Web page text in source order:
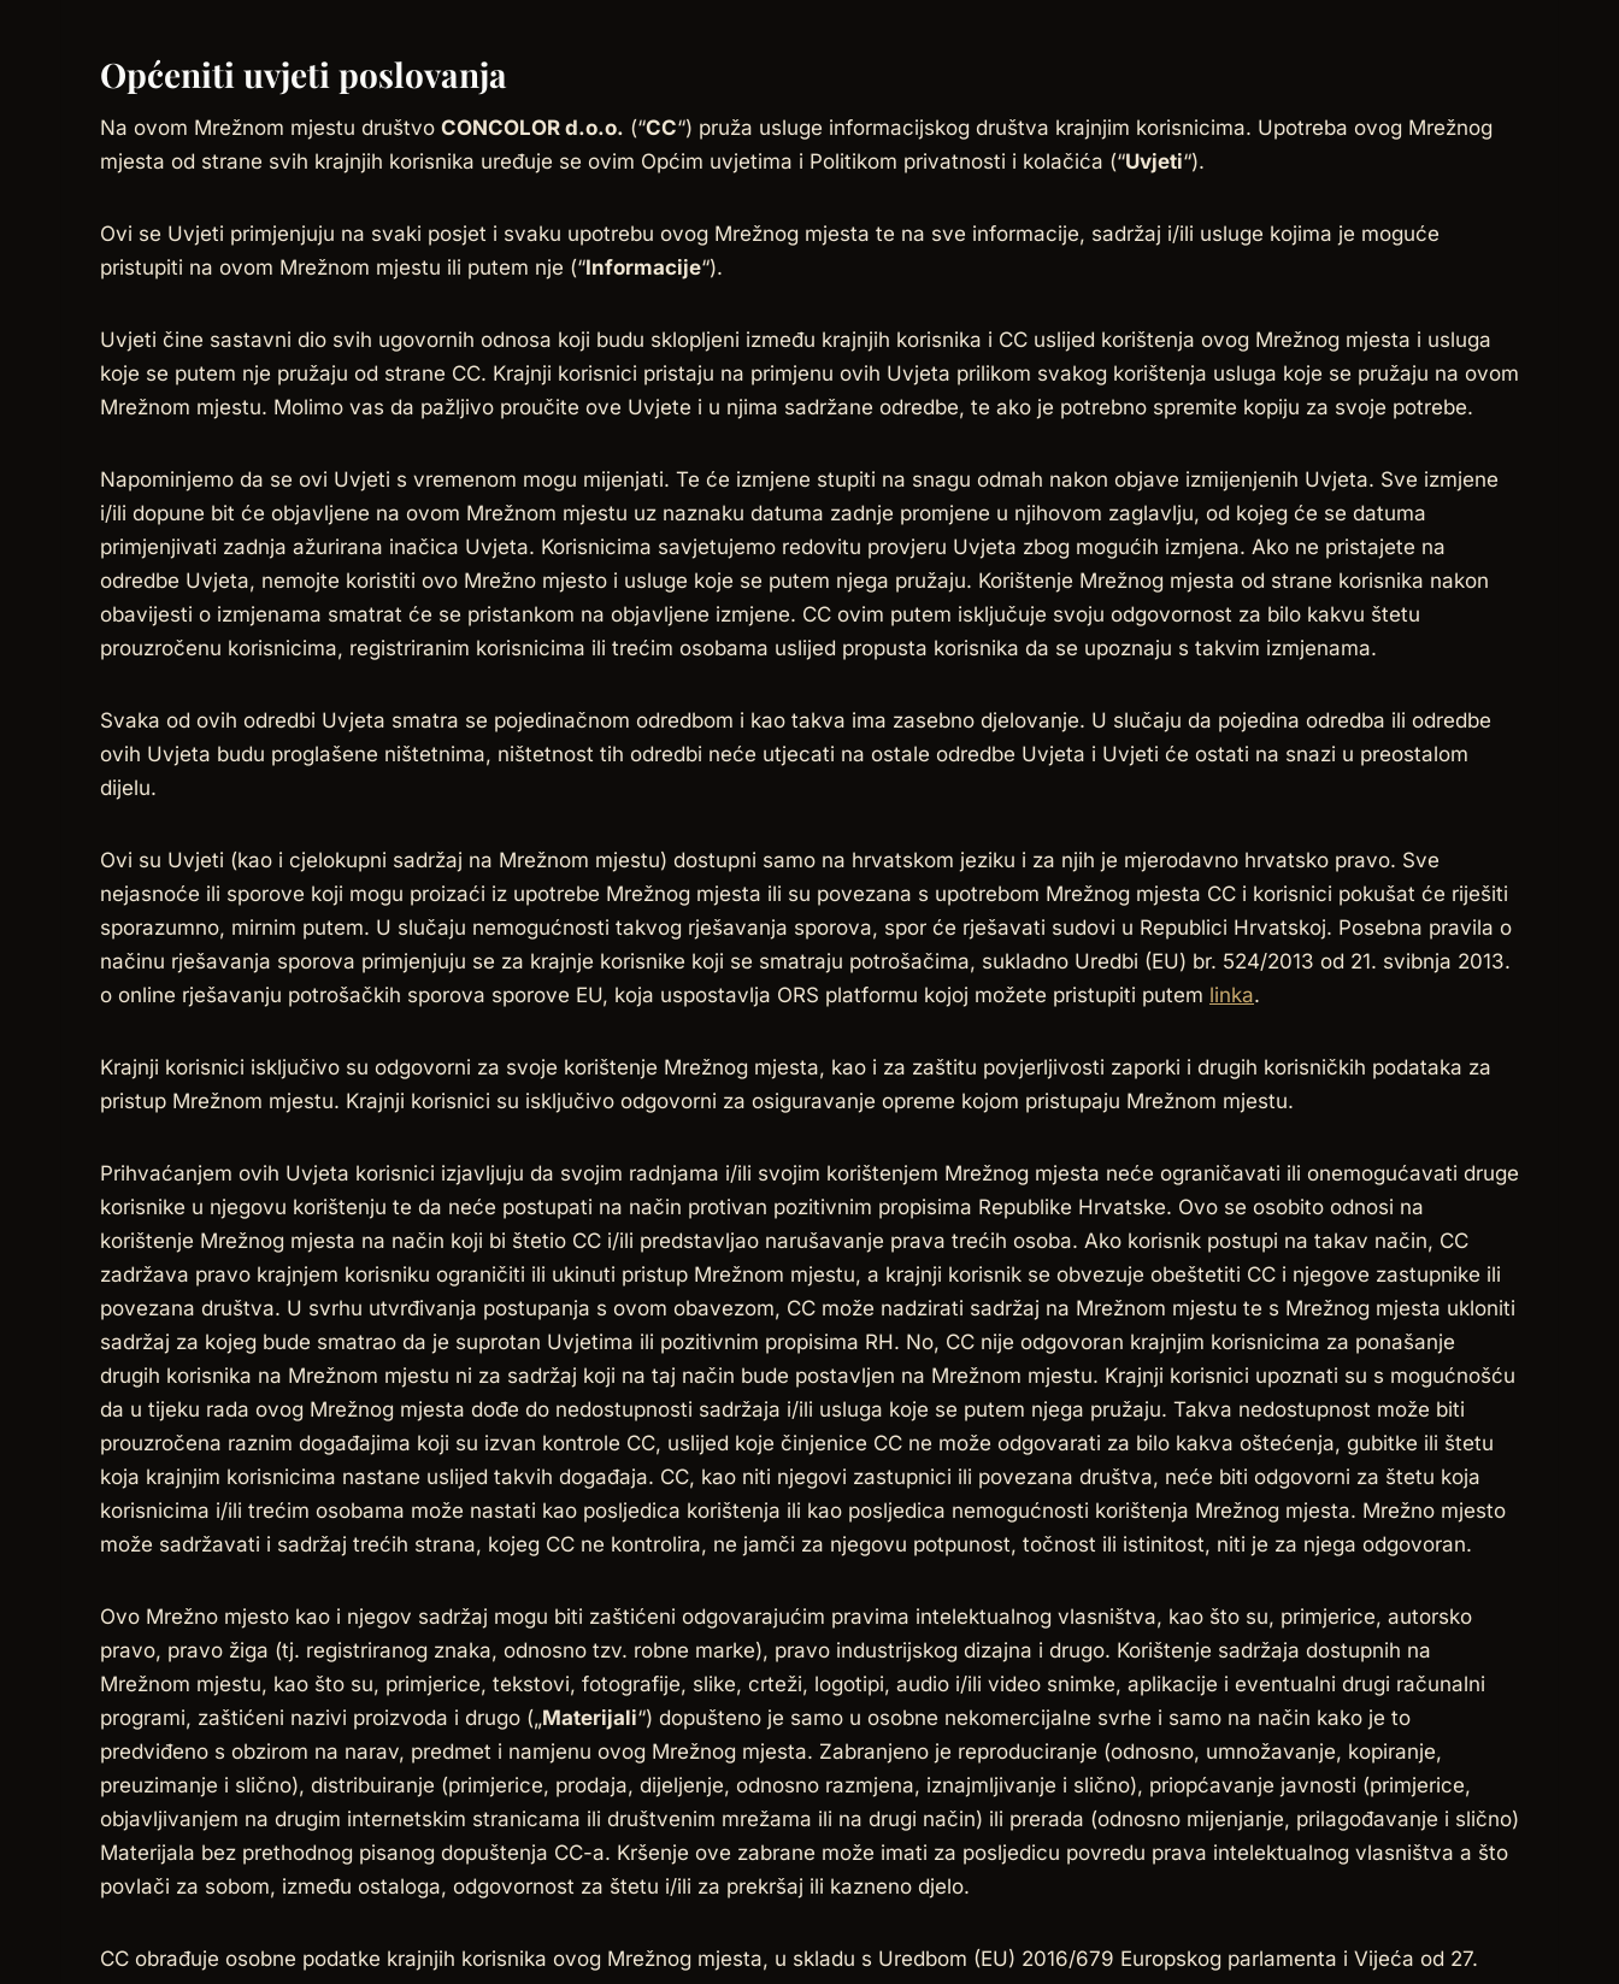
Općeniti uvjeti poslovanja
Na ovom Mrežnom mjestu društvo CONCOLOR d.o.o. (“CC“) pruža usluge informacijskog društva krajnjim korisnicima. Upotreba ovog Mrežnog
mjesta od strane svih krajnjih korisnika uređuje se ovim Općim uvjetima i Politikom privatnosti i kolačića (“Uvjeti“).
Ovi se Uvjeti primjenjuju na svaki posjet i svaku upotrebu ovog Mrežnog mjesta te na sve informacije, sadržaj i/ili usluge kojima je moguće
pristupiti na ovom Mrežnom mjestu ili putem nje (“Informacije“).
Uvjeti čine sastavni dio svih ugovornih odnosa koji budu sklopljeni između krajnjih korisnika i CC uslijed korištenja ovog Mrežnog mjesta i usluga
koje se putem nje pružaju od strane CC. Krajnji korisnici pristaju na primjenu ovih Uvjeta prilikom svakog korištenja usluga koje se pružaju na ovom
Mrežnom mjestu. Molimo vas da pažljivo proučite ove Uvjete i u njima sadržane odredbe, te ako je potrebno spremite kopiju za svoje potrebe.
Napominjemo da se ovi Uvjeti s vremenom mogu mijenjati. Te će izmjene stupiti na snagu odmah nakon objave izmijenjenih Uvjeta. Sve izmjene
i/ili dopune bit će objavljene na ovom Mrežnom mjestu uz naznaku datuma zadnje promjene u njihovom zaglavlju, od kojeg će se datuma
primjenjivati zadnja ažurirana inačica Uvjeta. Korisnicima savjetujemo redovitu provjeru Uvjeta zbog mogućih izmjena. Ako ne pristajete na
odredbe Uvjeta, nemojte koristiti ovo Mrežno mjesto i usluge koje se putem njega pružaju. Korištenje Mrežnog mjesta od strane korisnika nakon
obavijesti o izmjenama smatrat će se pristankom na objavljene izmjene. CC ovim putem isključuje svoju odgovornost za bilo kakvu štetu
prouzročenu korisnicima, registriranim korisnicima ili trećim osobama uslijed propusta korisnika da se upoznaju s takvim izmjenama.
Svaka od ovih odredbi Uvjeta smatra se pojedinačnom odredbom i kao takva ima zasebno djelovanje. U slučaju da pojedina odredba ili odredbe
ovih Uvjeta budu proglašene ništetnima, ništetnost tih odredbi neće utjecati na ostale odredbe Uvjeta i Uvjeti će ostati na snazi u preostalom
dijelu.
Ovi su Uvjeti (kao i cjelokupni sadržaj na Mrežnom mjestu) dostupni samo na hrvatskom jeziku i za njih je mjerodavno hrvatsko pravo. Sve
nejasnoće ili sporove koji mogu proizaći iz upotrebe Mrežnog mjesta ili su povezana s upotrebom Mrežnog mjesta CC i korisnici pokušat će riješiti
sporazumno, mirnim putem. U slučaju nemogućnosti takvog rješavanja sporova, spor će rješavati sudovi u Republici Hrvatskoj. Posebna pravila o
načinu rješavanja sporova primjenjuju se za krajnje korisnike koji se smatraju potrošačima, sukladno Uredbi (EU) br. 524/2013 od 21. svibnja 2013.
o online rješavanju potrošačkih sporova sporove EU, koja uspostavlja ORS platformu kojoj možete pristupiti putem linka.
Krajnji korisnici isključivo su odgovorni za svoje korištenje Mrežnog mjesta, kao i za zaštitu povjerljivosti zaporki i drugih korisničkih podataka za
pristup Mrežnom mjestu. Krajnji korisnici su isključivo odgovorni za osiguravanje opreme kojom pristupaju Mrežnom mjestu.
Prihvaćanjem ovih Uvjeta korisnici izjavljuju da svojim radnjama i/ili svojim korištenjem Mrežnog mjesta neće ograničavati ili onemogućavati druge
korisnike u njegovu korištenju te da neće postupati na način protivan pozitivnim propisima Republike Hrvatske. Ovo se osobito odnosi na
korištenje Mrežnog mjesta na način koji bi štetio CC i/ili predstavljao narušavanje prava trećih osoba. Ako korisnik postupi na takav način, CC
zadržava pravo krajnjem korisniku ograničiti ili ukinuti pristup Mrežnom mjestu, a krajnji korisnik se obvezuje obeštetiti CC i njegove zastupnike ili
povezana društva. U svrhu utvrđivanja postupanja s ovom obavezom, CC može nadzirati sadržaj na Mrežnom mjestu te s Mrežnog mjesta ukloniti
sadržaj za kojeg bude smatrao da je suprotan Uvjetima ili pozitivnim propisima RH. No, CC nije odgovoran krajnjim korisnicima za ponašanje
drugih korisnika na Mrežnom mjestu ni za sadržaj koji na taj način bude postavljen na Mrežnom mjestu. Krajnji korisnici upoznati su s mogućnošću
da u tijeku rada ovog Mrežnog mjesta dođe do nedostupnosti sadržaja i/ili usluga koje se putem njega pružaju. Takva nedostupnost može biti
prouzročena raznim događajima koji su izvan kontrole CC, uslijed koje činjenice CC ne može odgovarati za bilo kakva oštećenja, gubitke ili štetu
koja krajnjim korisnicima nastane uslijed takvih događaja. CC, kao niti njegovi zastupnici ili povezana društva, neće biti odgovorni za štetu koja
korisnicima i/ili trećim osobama može nastati kao posljedica korištenja ili kao posljedica nemogućnosti korištenja Mrežnog mjesta. Mrežno mjesto
može sadržavati i sadržaj trećih strana, kojeg CC ne kontrolira, ne jamči za njegovu potpunost, točnost ili istinitost, niti je za njega odgovoran.
Ovo Mrežno mjesto kao i njegov sadržaj mogu biti zaštićeni odgovarajućim pravima intelektualnog vlasništva, kao što su, primjerice, autorsko
pravo, pravo žiga (tj. registriranog znaka, odnosno tzv. robne marke), pravo industrijskog dizajna i drugo. Korištenje sadržaja dostupnih na
Mrežnom mjestu, kao što su, primjerice, tekstovi, fotografije, slike, crteži, logotipi, audio i/ili video snimke, aplikacije i eventualni drugi računalni
programi, zaštićeni nazivi proizvoda i drugo („Materijali“) dopušteno je samo u osobne nekomercijalne svrhe i samo na način kako je to
predviđeno s obzirom na narav, predmet i namjenu ovog Mrežnog mjesta. Zabranjeno je reproduciranje (odnosno, umnožavanje, kopiranje,
preuzimanje i slično), distribuiranje (primjerice, prodaja, dijeljenje, odnosno razmjena, iznajmljivanje i slično), priopćavanje javnosti (primjerice,
objavljivanjem na drugim internetskim stranicama ili društvenim mrežama ili na drugi način) ili prerada (odnosno mijenjanje, prilagođavanje i slično)
Materijala bez prethodnog pisanog dopuštenja CC-a. Kršenje ove zabrane može imati za posljedicu povredu prava intelektualnog vlasništva a što
povlači za sobom, između ostaloga, odgovornost za štetu i/ili za prekršaj ili kazneno djelo.
CC obrađuje osobne podatke krajnjih korisnika ovog Mrežnog mjesta, u skladu s Uredbom (EU) 2016/679 Europskog parlamenta i Vijeća od 27.